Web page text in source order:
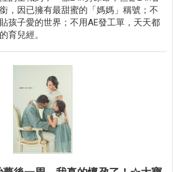
，因已擁有最甜蜜的「媽媽」稱號；不
孩子愛的世界；不用AE發工單，天天都
育兒經。